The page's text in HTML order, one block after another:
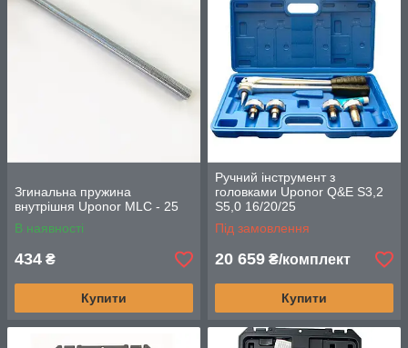
Згинальна пружина
внутрішня Uponor MLC - 25
В наявності
434 ₴
Купити
Ручний інструмент з
головками Uponor Q&E S3,2
S5,0 16/20/25
Під замовлення
20 659 ₴/комплект
Купити